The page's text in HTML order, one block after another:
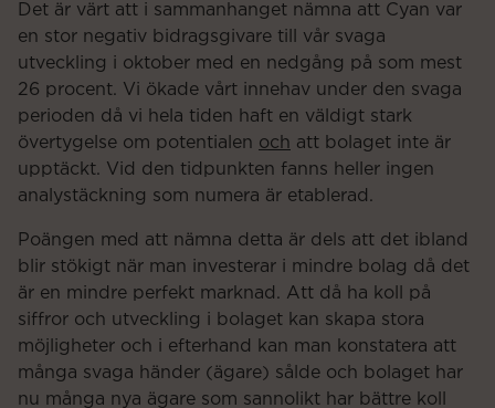
Det är värt att i sammanhanget nämna att Cyan var
en stor negativ bidragsgivare till vår svaga
utveckling i oktober med en nedgång på som mest
26 procent. Vi ökade vårt innehav under den svaga
perioden då vi hela tiden haft en väldigt stark
övertygelse om potentialen och att bolaget inte är
upptäckt. Vid den tidpunkten fanns heller ingen
analystäckning som numera är etablerad.
Poängen med att nämna detta är dels att det ibland
blir stökigt när man investerar i mindre bolag då det
är en mindre perfekt marknad. Att då ha koll på
siffror och utveckling i bolaget kan skapa stora
möjligheter och i efterhand kan man konstatera att
många svaga händer (ägare) sålde och bolaget har
nu många nya ägare som sannolikt har bättre koll